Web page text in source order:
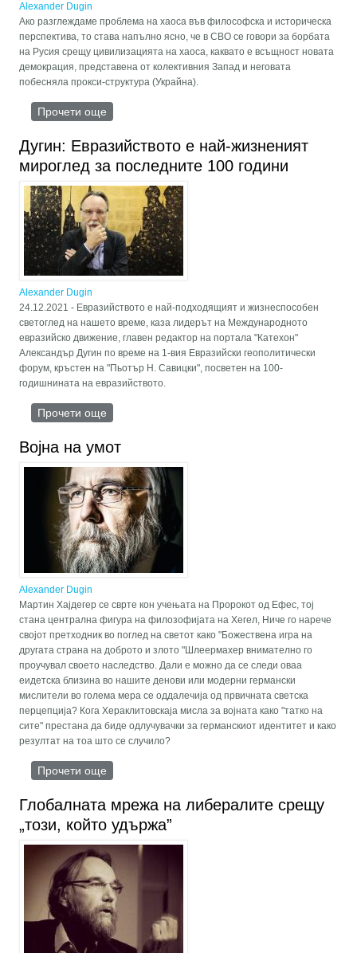
Alexander Dugin
Ако разглеждаме проблема на хаоса във философска и историческа
перспектива, то става напълно ясно, че в СВО се говори за борбата
на Русия срещу цивилизацията на хаоса, каквато е всъщност новата
демокрация, представена от колективния Запад и неговата
побесняла прокси-структура (Украйна).
Прочети още
Дугин: Евразийството е най-жизненият
мироглед за последните 100 години
Alexander Dugin
24.12.2021 - Евразийството е най-подходящият и жизнеспособен
светоглед на нашето време, каза лидерът на Международното
евразийско движение, главен редактор на портала "Катехон"
Александър Дугин по време на 1-вия Евразийски геополитически
форум, кръстен на "Пьотър Н. Савицки", посветен на 100-
годишнината на евразийството.
Прочети още
Војна на умот
Alexander Dugin
Мартин Хајдегер се сврте кон учењата на Пророкот од Ефес, тој
стана централна фигура на филозофијата на Хегел, Ниче го нарече
својот претходник во поглед на светот како "Божествена игра на
другата страна на доброто и злото "Шлеермахер внимателно го
проучувал своето наследство. Дали е можно да се следи оваа
еидетска близина во нашите денови или модерни германски
мислители во голема мера се оддалечија од првичната светска
перцепција? Кога Хераклитовскаја мисла за војната како "татко на
сите" престана да биде одлучувачки за германскиот идентитет и како
резултат на тоа што се случило?
Прочети още
Глобалната мрежа на либералите срещу
„този, който удържа”